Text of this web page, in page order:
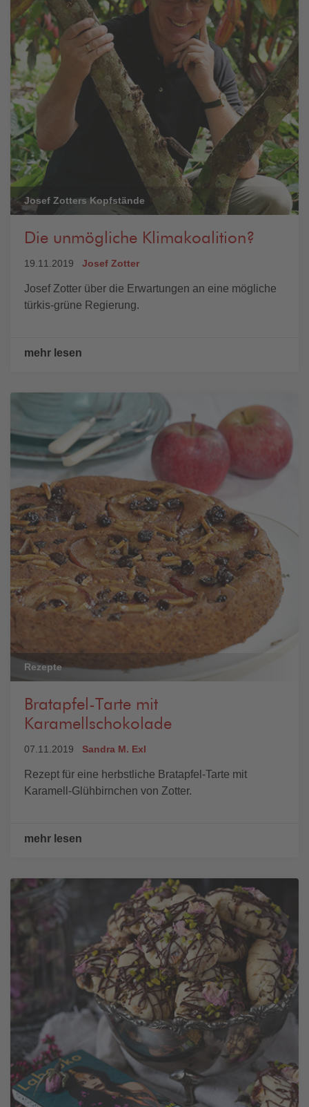
Josef Zotters Kopfstände
Die unmögliche Klimakoalition?
19.11.2019 Josef Zotter
Josef Zotter über die Erwartungen an eine mögliche
türkis-grüne Regierung.
mehr lesen
Rezepte
Bratapfel-Tarte mit
Karamellschokolade
07.11.2019 Sandra M. Exl
Rezept für eine herbstliche Bratapfel-Tarte mit
Karamell-Glühbirnchen von Zotter.
mehr lesen